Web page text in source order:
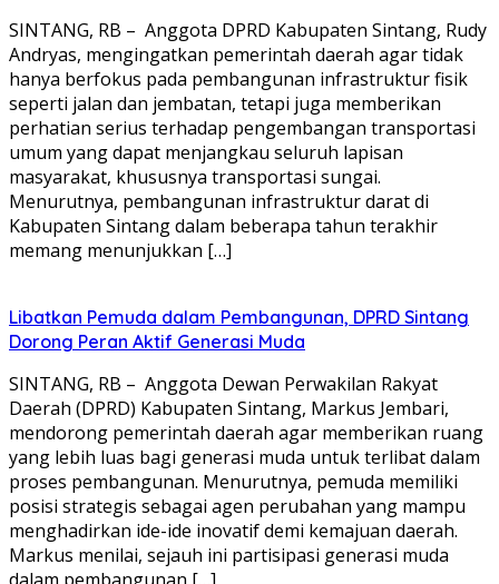
SINTANG, RB – Anggota DPRD Kabupaten Sintang, Rudy
Andryas, mengingatkan pemerintah daerah agar tidak
hanya berfokus pada pembangunan infrastruktur fisik
seperti jalan dan jembatan, tetapi juga memberikan
perhatian serius terhadap pengembangan transportasi
umum yang dapat menjangkau seluruh lapisan
masyarakat, khususnya transportasi sungai.
Menurutnya, pembangunan infrastruktur darat di
Kabupaten Sintang dalam beberapa tahun terakhir
memang menunjukkan […]
Libatkan Pemuda dalam Pembangunan, DPRD Sintang
Dorong Peran Aktif Generasi Muda
SINTANG, RB – Anggota Dewan Perwakilan Rakyat
Daerah (DPRD) Kabupaten Sintang, Markus Jembari,
mendorong pemerintah daerah agar memberikan ruang
yang lebih luas bagi generasi muda untuk terlibat dalam
proses pembangunan. Menurutnya, pemuda memiliki
posisi strategis sebagai agen perubahan yang mampu
menghadirkan ide-ide inovatif demi kemajuan daerah.
Markus menilai, sejauh ini partisipasi generasi muda